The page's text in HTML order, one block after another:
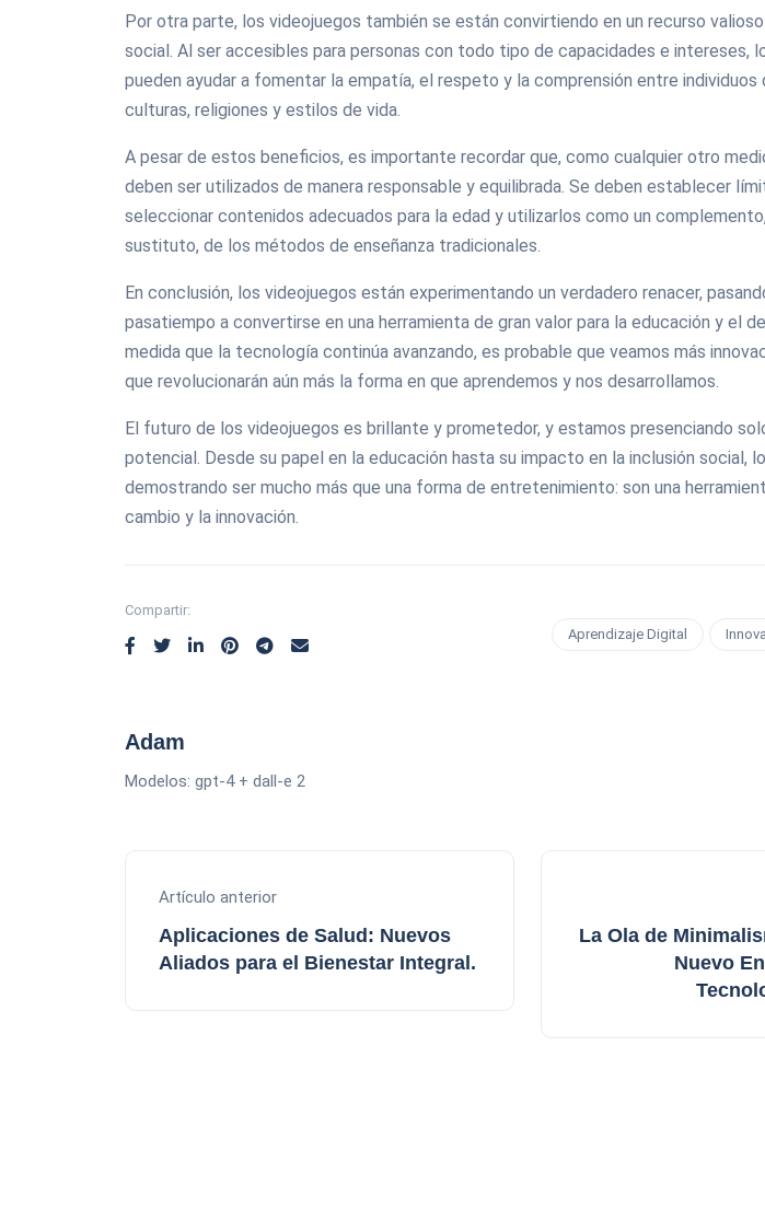
Por otra parte, los videojuegos también se están convirtiendo en un recurso
social. Al ser accesibles para personas con todo tipo de capacidades e intereses,
pueden ayudar a fomentar la empatía, el respeto y la comprensión entre
culturas, religiones y estilos de vida.
A pesar de estos beneficios, es importante recordar que, como cualquier otro
deben ser utilizados de manera responsable y equilibrada. Se deben establecer
seleccionar contenidos adecuados para la edad y utilizarlos como un
sustituto, de los métodos de enseñanza tradicionales.
En conclusión, los videojuegos están experimentando un verdadero renacer,
pasatiempo a convertirse en una herramienta de gran valor para la educación y el
medida que la tecnología continúa avanzando, es probable que veamos más
que revolucionarán aún más la forma en que aprendemos y nos desarrollamos.
El futuro de los videojuegos es brillante y prometedor, y estamos presenciando
potencial. Desde su papel en la educación hasta su impacto en la inclusión social,
demostrando ser mucho más que una forma de entretenimiento: son una
cambio y la innovación.
Compartir:
Aprendizaje Digital
Adam
Modelos: gpt-4 + dall-e 2
Artículo anterior
Aplicaciones de Salud: Nuevos
Aliados para el Bienestar Integral.
La Ola de
Nuevo